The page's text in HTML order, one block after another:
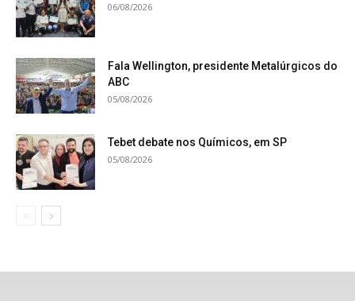
06/08/2026
Fala Wellington, presidente Metalúrgicos do
ABC
05/08/2026
Tebet debate nos Químicos, em SP
05/08/2026